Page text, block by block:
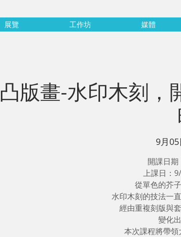
展覽 工作坊 媒體
凸版畫-水印木刻，
9月
開課日
上課日：
從單色的芥
水印木刻的技法一
經由重複刻版與
變化
本次課程將帶領